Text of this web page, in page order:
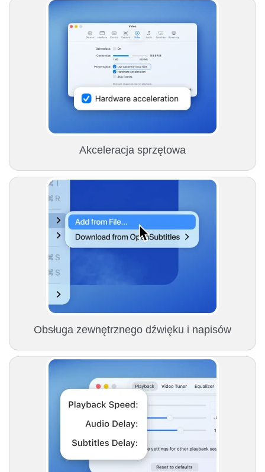
Akceleracja sprzętowa
Obsługa zewnętrznego dźwięku i napisów